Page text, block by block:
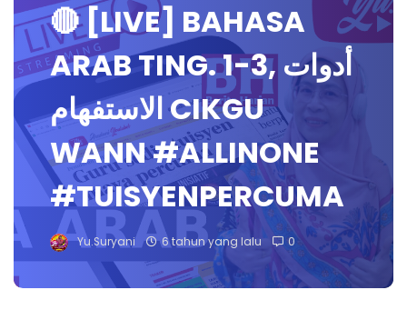
🔴 [LIVE] BAHASA
ARAB TING. 1-3, أدوات
الاستفهام CIKGU
WANN #ALLINONE
#TUISYENPERCUMA
Yu.Suryani 6 tahun yang lalu 0